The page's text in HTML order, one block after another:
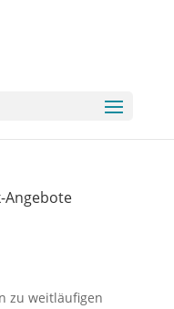
Angebote
zu weitläufigen